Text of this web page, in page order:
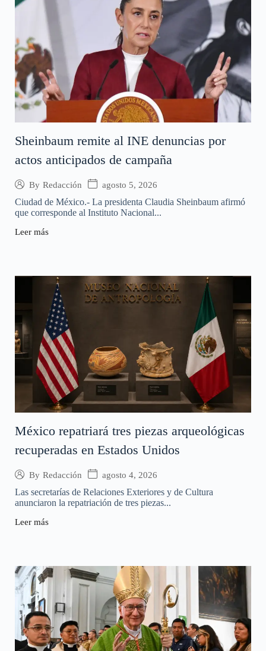
Sheinbaum remite al INE denuncias por
actos anticipados de campaña
By Redacción agosto 5, 2026
Ciudad de México.- La presidenta Claudia Sheinbaum afirmó
que corresponde al Instituto Nacional...
Leer más
México repatriará tres piezas arqueológicas
recuperadas en Estados Unidos
By Redacción agosto 4, 2026
Las secretarías de Relaciones Exteriores y de Cultura
anunciaron la repatriación de tres piezas...
Leer más